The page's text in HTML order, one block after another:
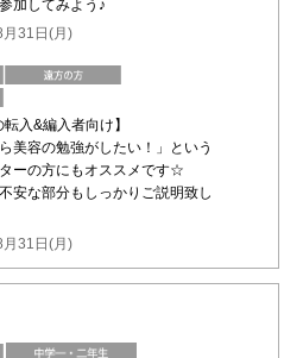
加してみよう♪
31日(月)
転入&編入者向け】
美容の勉強がしたい！」という
ーの方にもオススメです☆
安な部分もしっかりご説明致し
31日(月)